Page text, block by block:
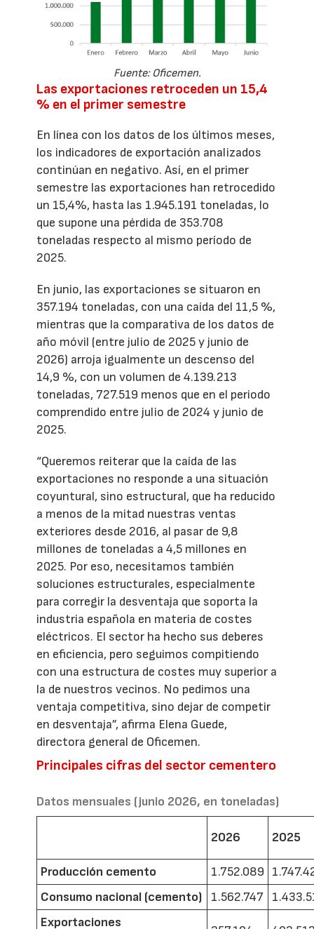
Fuente: Oficemen.
Las exportaciones retroceden un 15,4
% en el primer semestre
En línea con los datos de los últimos meses,
los indicadores de exportación analizados
continúan en negativo. Así, en el primer
semestre las exportaciones han retrocedido
un 15,4%, hasta las 1.945.191 toneladas, lo
que supone una pérdida de 353.708
toneladas respecto al mismo período de
2025.
En junio, las exportaciones se situaron en
357.194 toneladas, con una caída del 11,5 %,
mientras que la comparativa de los datos de
año móvil (entre julio de 2025 y junio de
2026) arroja igualmente un descenso del
14,9 %, con un volumen de 4.139.213
toneladas, 727.519 menos que en el periodo
comprendido entre julio de 2024 y junio de
2025.
“Queremos reiterar que la caída de las
exportaciones no responde a una situación
coyuntural, sino estructural, que ha reducido
a menos de la mitad nuestras ventas
exteriores desde 2016, al pasar de 9,8
millones de toneladas a 4,5 millones en
2025. Por eso, necesitamos también
soluciones estructurales, especialmente
para corregir la desventaja que soporta la
industria española en materia de costes
eléctricos. El sector ha hecho sus deberes
en eficiencia, pero seguimos compitiendo
con una estructura de costes muy superior a
la de nuestros vecinos. No pedimos una
ventaja competitiva, sino dejar de competir
en desventaja”, afirma Elena Guede,
directora general de Oficemen.
Principales cifras del sector cementero
Datos mensuales (junio 2026, en toneladas)
2026 2025
Producción cemento 1.752.089
Consumo nacional (cemento)
1.562.747
Exportaciones